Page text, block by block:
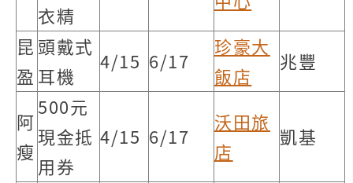
衣精
昆
盈
頭戴式
耳機
4/15 6/17
珍豪大
飯店
兆豐
阿
瘦
500元
現金抵
用券
4/15 6/17
沃田旅
店
凱基